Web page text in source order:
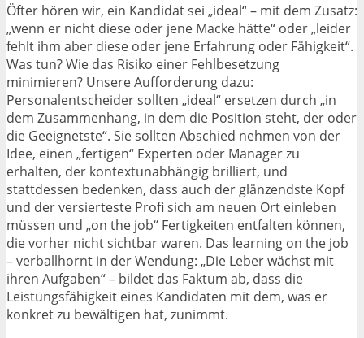
Öfter hören wir, ein Kandidat sei „ideal“ – mit dem Zusatz:
„wenn er nicht diese oder jene Macke hätte“ oder „leider
fehlt ihm aber diese oder jene Erfahrung oder Fähigkeit“.
Was tun? Wie das Risiko einer Fehlbesetzung
minimieren? Unsere Aufforderung dazu:
Personalentscheider sollten „ideal“ ersetzen durch „in
dem Zusammenhang, in dem die Position steht, der oder
die Geeignetste“. Sie sollten Abschied nehmen von der
Idee, einen „fertigen“ Experten oder Manager zu
erhalten, der kontextunabhängig brilliert, und
stattdessen bedenken, dass auch der glänzendste Kopf
und der versierteste Profi sich am neuen Ort einleben
müssen und „on the job“ Fertigkeiten entfalten können,
die vorher nicht sichtbar waren. Das learning on the job
– verballhornt in der Wendung: „Die Leber wächst mit
ihren Aufgaben“ – bildet das Faktum ab, dass die
Leistungsfähigkeit eines Kandidaten mit dem, was er
konkret zu bewältigen hat, zunimmt.